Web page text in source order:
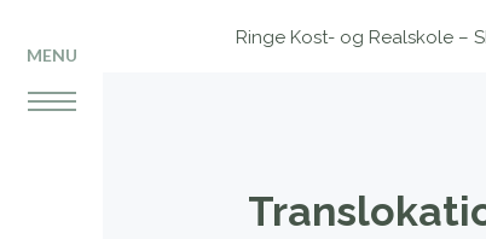
MENU
Ringe Kost- og Realskole –